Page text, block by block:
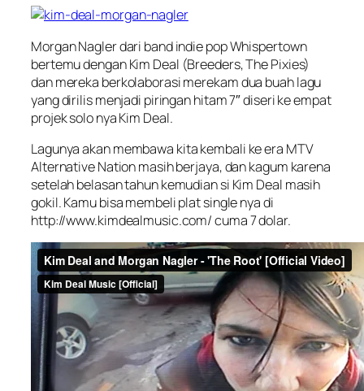
Morgan Nagler dari band indie pop Whispertown
bertemu dengan Kim Deal (Breeders, The Pixies)
dan mereka berkolaborasi merekam dua buah lagu
yang dirilis menjadi piringan hitam 7″ diseri ke empat
projek solo nya Kim Deal.
Lagunya akan membawa kita kembali ke era MTV
Alternative Nation masih berjaya, dan kagum karena
setelah belasan tahun kemudian si Kim Deal masih
gokil. Kamu bisa membeli plat single nya di
http://www.kimdealmusic.com/ cuma 7 dolar.